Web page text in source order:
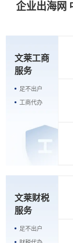
企业出海网
文莱工商
服务
足不出户
工商代办
文莱财税
服务
足不出户